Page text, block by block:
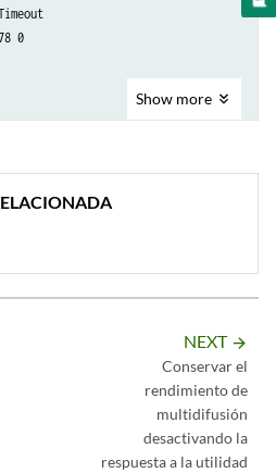
0
delay 500 ms override 2000 ms
v2, Mode: Sparse
0
delay 500 ms override 2000 ms
Show more
NEXT arrow_forward
Conservar el
rendimiento de
multidifusión
desactivando la
respuesta a la utilidad